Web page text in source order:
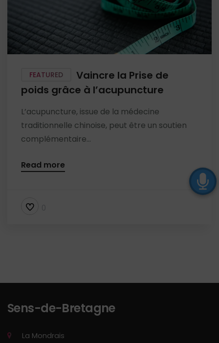
FEATURED
Vaincre la Prise de
poids grâce à l’acupuncture
L’acupuncture, issue de la médecine
traditionnelle chinoise, peut être un soutien
complémentaire...
Read more
Sens-de-Bretagne
La Mondrais